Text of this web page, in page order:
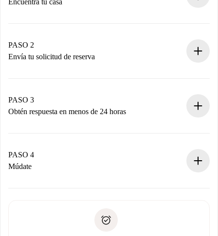
Encuentra tu casa
Tienes toda la información necesaria por adelantado.
PASO 2
Envía tu solicitud de reserva
propietario acepte.
PASO 3
Obtén respuesta en menos de 24 horas
contacto con el propietario.
Si es rechazada: No te haremos ningún cargo y te
Prueba de solvencia
PASO 4
Múdate
no nos comunicas ningún problema.